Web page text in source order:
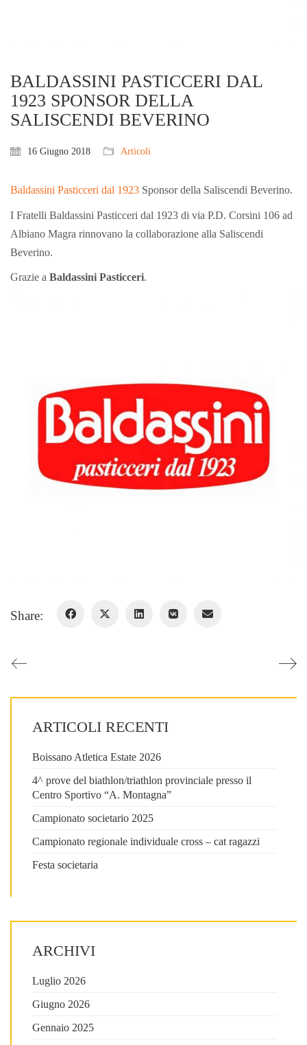
BALDASSINI PASTICCERI DAL
1923 SPONSOR DELLA
SALISCENDI BEVERINO
16 Giugno 2018 Articoli
Baldassini Pasticceri dal 1923 Sponsor della Saliscendi Beverino.
I Fratelli Baldassini Pasticceri dal 1923 di via P.D. Corsini 106 ad
Albiano Magra rinnovano la collaborazione alla Saliscendi
Beverino.
Grazie a Baldassini Pasticceri.
Share:
ARTICOLI RECENTI
Boissano Atletica Estate 2026
4^ prove del biathlon/triathlon provinciale presso il
Centro Sportivo “A. Montagna”
Campionato societario 2025
Campionato regionale individuale cross – cat ragazzi
Festa societaria
ARCHIVI
Luglio 2026
Giugno 2026
Gennaio 2025